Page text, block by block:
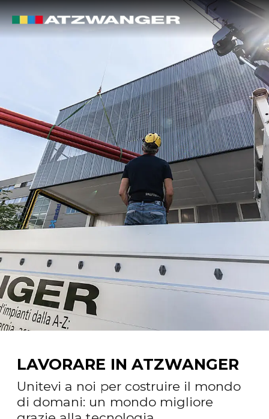
LAVORARE IN ATZWANGER
Unitevi a noi per costruire il mondo
di domani: un mondo migliore